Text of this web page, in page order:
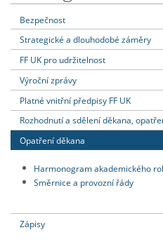
Bezpečnost
Strategické a dlouhodobé záměry
FF UK pro udržitelnost
Výroční zprávy
Platné vnitřní předpisy FF UK
Rozhodnutí a sdělení děkana,
Opatření děkana
Harmonogram akademického
Směrnice a provozní řády
Zápisy